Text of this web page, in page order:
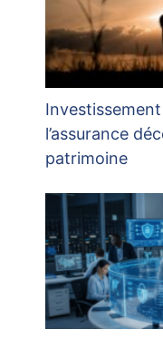
l’assurance
patrimoine